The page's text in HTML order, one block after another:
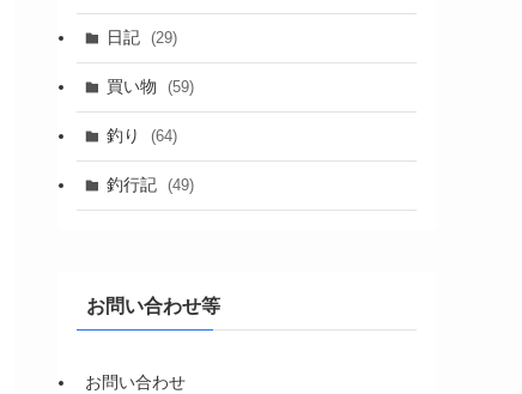
日記 (29)
買い物 (59)
釣り (64)
釣行記 (49)
お問い合わせ等
お問い合わせ